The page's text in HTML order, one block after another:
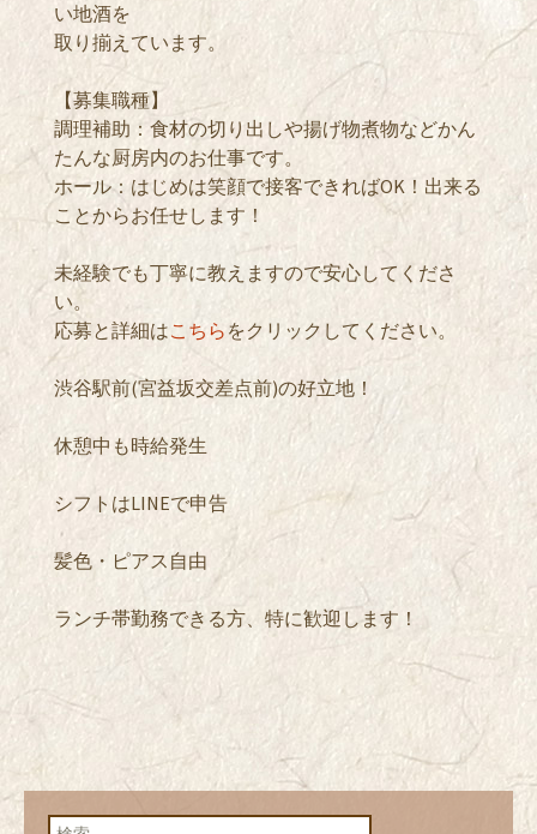
い地酒を
取り揃えています。
【募集職種】
調理補助：食材の切り出しや揚げ物煮物などかん
たんな厨房内のお仕事です。
ホール：はじめは笑顔で接客できればOK！出来る
ことからお任せします！
未経験でも丁寧に教えますので安心してくださ
い。
応募と詳細はこちら をクリックしてください。
渋谷駅前(宮益坂交差点前)の好立地！
休憩中も時給発生
シフトはLINEで申告
髪色・ピアス自由
ランチ帯勤務できる方、特に歓迎します！
検索: